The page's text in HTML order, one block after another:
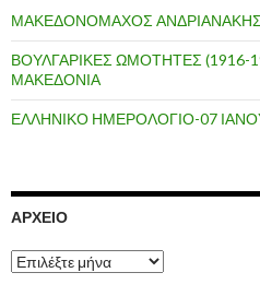
ΜΑΚΕΔΟΝΟΜΑΧΟΣ
ΒΟΥΛΓΑΡΙΚΕΣ ΩΜΟΤΗΤΕΣ (1916-
ΜΑΚΕΔΟΝΙΑ
ΕΛΛΗΝΙΚΟ ΗΜΕΡΟΛΟΓΙΟ-07
ΑΡΧΕΊΟ
Α
ρ